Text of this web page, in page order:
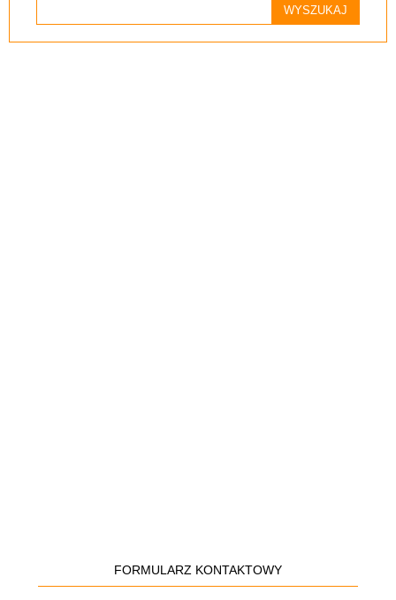
FORMULARZ KONTAKTOWY